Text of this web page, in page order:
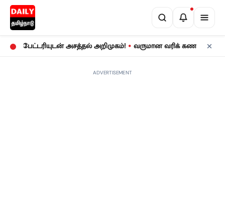
அசத்தல் அறிமுகம்! • வருமான வரிக் கணக்குத் தாக்கல்:
ADVERTISEMENT